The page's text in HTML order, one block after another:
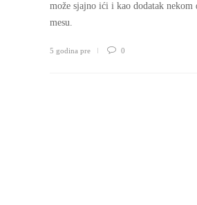
može sjajno ići i kao dodatak
mesu.
5 godina pre 0